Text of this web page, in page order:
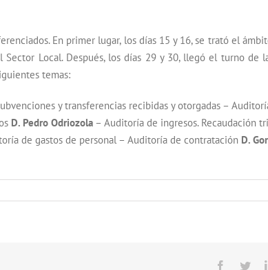
En primer lugar, los días 15 y 16, se trató el
Local. Después, los días 29 y 30, llegó el turno de
temas:
y transferencias recibidas y otorgadas –
D. Pedro Odriozola– Auditoría de ingresos. Recaudación
de gastos de personal – Auditoría de contratación D.
Facebook